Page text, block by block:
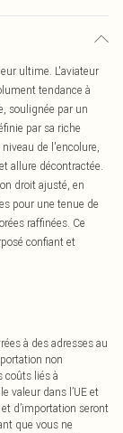
ultime. L'aviateur
tendance à
soulignée par un
par sa riche
de l'encolure,
allure décontractée.
droit ajusté, en
pour une tenue de
raffinées. Ce
confiant et
à des adresses au
non
coûts liés à
valeur dans l’UE et
d’importation seront
que vous ne